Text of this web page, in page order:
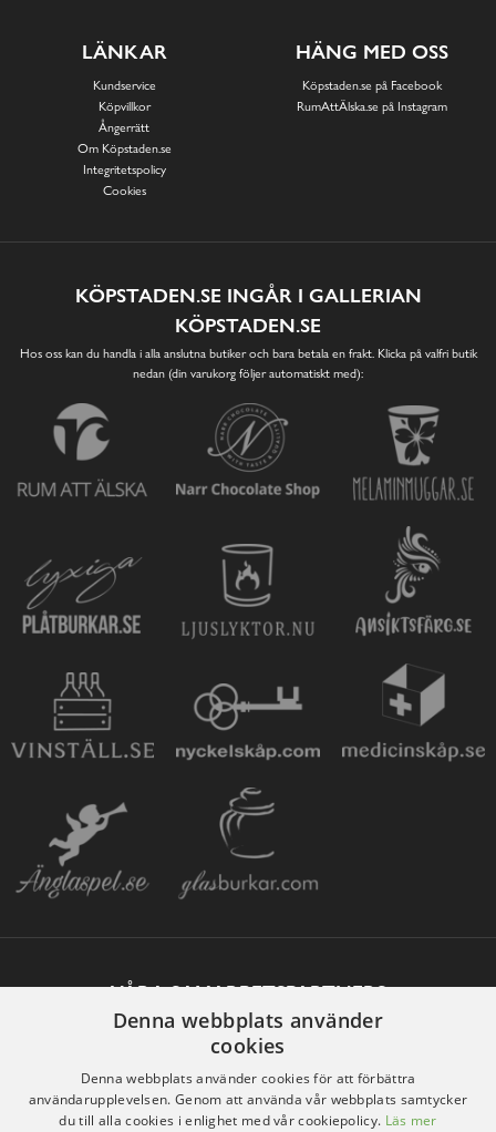
LÄNKAR
Kundservice
Köpvillkor
Ångerrätt
Om Köpstaden.se
Integritetspolicy
Cookies
HÄNG MED OSS
Köpstaden.se på Facebook
RumAttÄlska.se på Instagram
KÖPSTADEN.SE INGÅR I GALLERIAN
KÖPSTADEN.SE
Hos oss kan du handla i alla anslutna butiker och bara betala en frakt. Klicka på valfri butik
nedan (din varukorg följer automatiskt med):
VÅRA SAMARBETSPARTNERS
Denna webbplats använder
cookies
Denna webbplats använder cookies för att förbättra
användarupplevelsen. Genom att använda vår webbplats samtycker
du till alla cookies i enlighet med vår cookiepolicy. Läs mer